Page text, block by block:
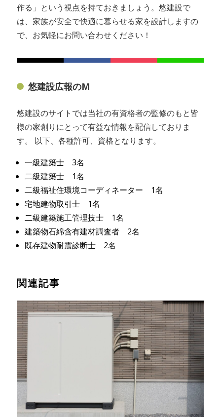
作る」という視点を持ておきましょう。悠建設で
は、家族が安全で快適に暮らせる家を設計しますの
で、お気軽にお問い合わせください！
悠建設広報のM
悠建設のサイトでは当社の有資格者の監修のもと皆
様の家創りにとって有益な情報を配信しておりま
す。 以下、各種許可、資格となります。
一級建築士 3名
二級建築士 1名
二級福祉住環境コーディネーター 1名
宅地建物取引士 1名
二級建築施工管理技士 1名
建築物石綿含有建材調査者 2名
既存建物耐震診断士 2名
関連記事